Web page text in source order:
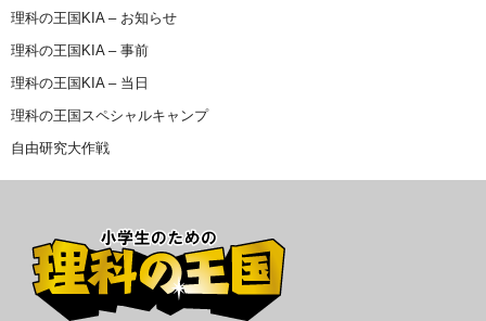
理科の王国KIA – お知らせ
理科の王国KIA – 事前
理科の王国KIA – 当日
理科の王国スペシャルキャンプ
自由研究大作戦